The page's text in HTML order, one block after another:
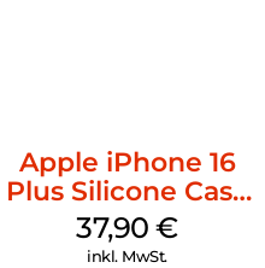
Apple iPhone 16
Plus Silicone Case
MagSafe Lake
Green
37,90€
inkl. MwSt.